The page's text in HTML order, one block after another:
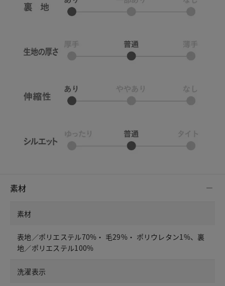
素材
素材
表地／ポリエステル70%・ 毛29%・ ポリウレタン1%、裏
地／ポリエステル100%
洗濯表示